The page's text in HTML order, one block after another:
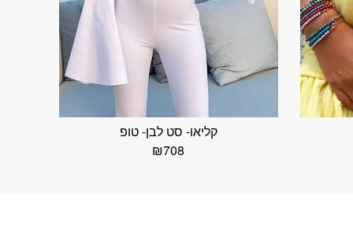
קליאו- סט לבן- טופ
₪708